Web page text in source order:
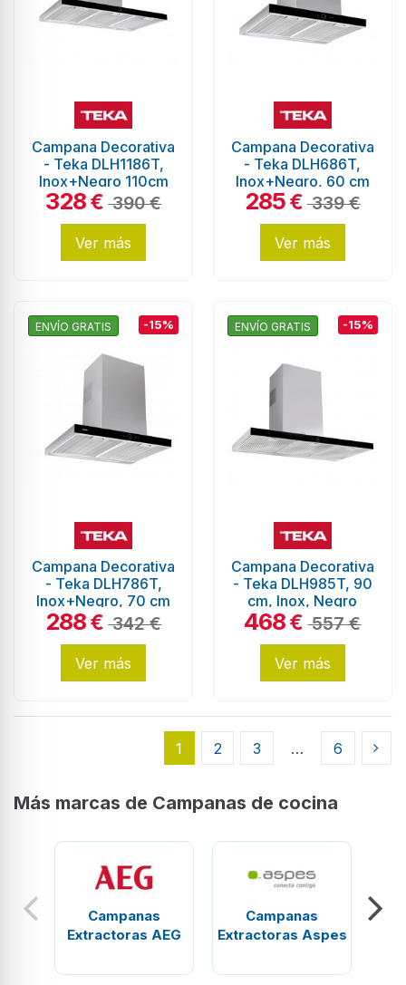
Campana Decorativa
- Teka DLH1186T,
Inox+Negro 110cm
328€ 390 €
Ver más
Campana Decorativa
- Teka DLH686T,
Inox+Negro, 60 cm
285€ 339 €
Ver más
ENVÍO GRATIS -15%
Campana Decorativa
- Teka DLH786T,
Inox+Negro, 70 cm
288€ 342 €
Ver más
ENVÍO GRATIS -15%
Campana Decorativa
- Teka DLH985T, 90
cm, Inox, Negro
468€ 557 €
Ver más
1 2 3 … 6
Más marcas de Campanas de cocina
Campanas
Extractoras AEG
Campanas
Extractoras Aspes